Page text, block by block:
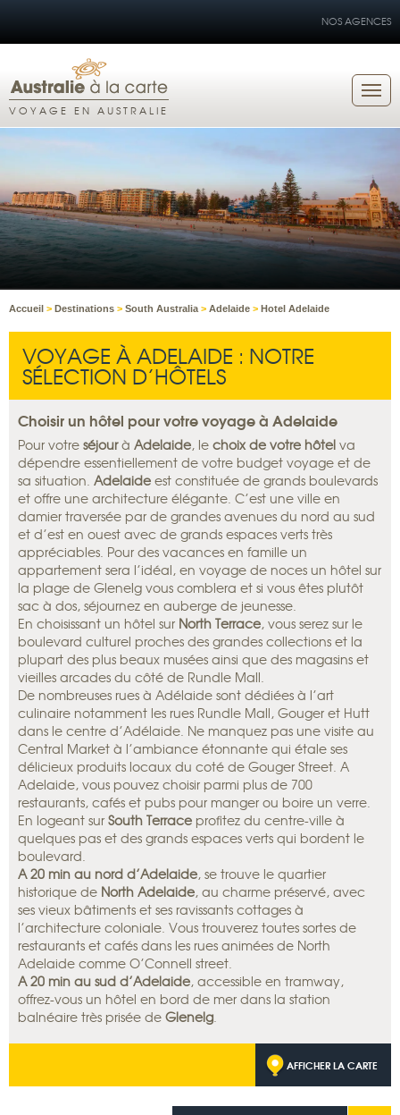
NOS AGENCES
VOYAGE EN AUSTRALIE
Accueil > Destinations > South Australia > Adelaide > Hotel Adelaide
VOYAGE À ADELAIDE : NOTRE
SÉLECTION D’HÔTELS
Choisir un hôtel pour votre voyage à Adelaide
Pour votre séjourà Adelaide, le choix de votre hôtel va
dépendre essentiellement de votre budget voyage et de
sa situation. Adelaide est constituée de grands boulevards
et offre une architecture élégante. C’est une ville en
damier traversée par de grandes avenues du nord au sud
et d’est en ouest avec de grands espaces verts très
appréciables. Pour des vacances en famille un
appartement sera l’idéal, en voyage de noces un hôtel sur
la plage de Glenelg vous comblera et si vous êtes plutôt
sac à dos, séjournez en auberge de jeunesse.
En choisissant un hôtel sur North Terrace, vous serez sur le
boulevard culturel proches des grandes collections et la
plupart des plus beaux musées ainsi que des magasins et
vieilles arcades du côté de Rundle Mall.
De nombreuses rues à Adélaide sont dédiées à l’art
culinaire notamment les rues Rundle Mall, Gouger et Hutt
dans le centre d’Adélaide. Ne manquez pas une visite au
Central Market à l’ambiance étonnante qui étale ses
délicieux produits locaux du coté de Gouger Street. A
Adelaide, vous pouvez choisir parmi plus de 700
restaurants, cafés et pubs pour manger ou boire un verre.
En logeant sur South Terrace profitez du centre-ville à
quelques pas et des grands espaces verts qui bordent le
boulevard.
A 20 min au nord d’Adelaide, se trouve le quartier
historique de North Adelaide, au charme préservé, avec
ses vieux bâtiments et ses ravissants cottages à
l’architecture coloniale. Vous trouverez toutes sortes de
restaurants et cafés dans les rues animées de North
Adelaide comme O’Connell street.
A 20 min au sud d’Adelaide, accessible en tramway,
offrez-vous un hôtel en bord de mer dans la station
balnéaire très prisée de Glenelg.
AFFICHER LA CARTE